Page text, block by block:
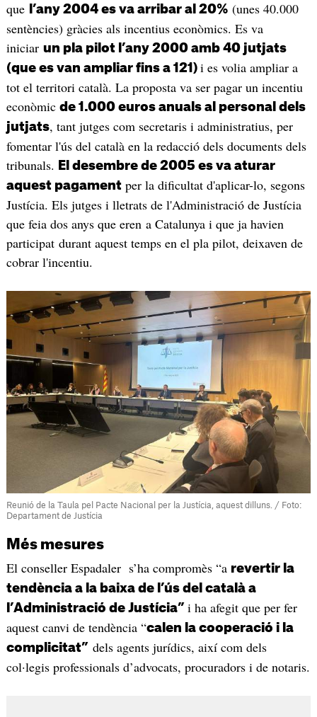
que l’any 2004 es va arribar al 20% (unes 40.000
sentències) gràcies als incentius econòmics. Es va
iniciar un pla pilot l’any 2000 amb 40 jutjats
(que es van ampliar fins a 121) i es volia ampliar a
tot el territori català. La proposta va ser pagar un incentiu
econòmic de 1.000 euros anuals al personal dels
jutjats, tant jutges com secretaris i administratius, per
fomentar l'ús del català en la redacció dels documents dels
tribunals.
El desembre de 2005 es va aturar
aquest pagamentper la dificultat d'aplicar-lo, segons
Justícia. Els jutges i lletrats de l'Administració de Justícia
que feia dos anys que eren a Catalunya i que ja havien
participat durant aquest temps en el pla pilot, deixaven de
cobrar l'incentiu.
Reunió de la Taula pel Pacte Nacional per la Justícia, aquest dilluns. / Foto:
Departament de Justícia
Més mesures
El conseller Espadaler s’ha compromès “a revertir la
tendència a la baixa de l’ús del català a
l’Administració de Justícia” i ha afegit que per fer
aquest canvi de tendència “calen la cooperació i la
complicitat”dels agents jurídics, així com dels
col·legis professionals d’advocats, procuradors i de notaris.